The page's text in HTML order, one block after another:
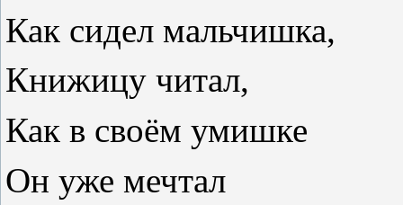
Как сидел мальчишка,
Книжицу читал,
Как в своём умишке
Он уже мечтал